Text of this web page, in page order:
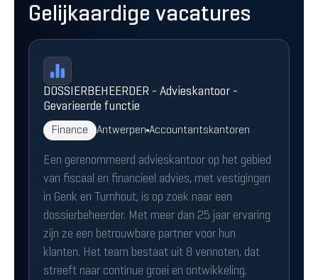
Gelijkaardige vacatures
DOSSIERBEHEERDER - Advieskantoor -
Gevarieerde functie
Finance Antwerpen Accountantskantoren
Een gerenommeerd advieskantoor op het gebied
van fiscaal en financieel advies, met vestigingen
in Genk en Turnhout, is op zoek naar een
dossierbeheerder. Met meer dan 25 jaar ervaring
zijn ze een betrouwbare partner voor hun
klanten. Het team bestaat uit 8 vennoten, dat
streeft naar continue groei en ontwikkeling.